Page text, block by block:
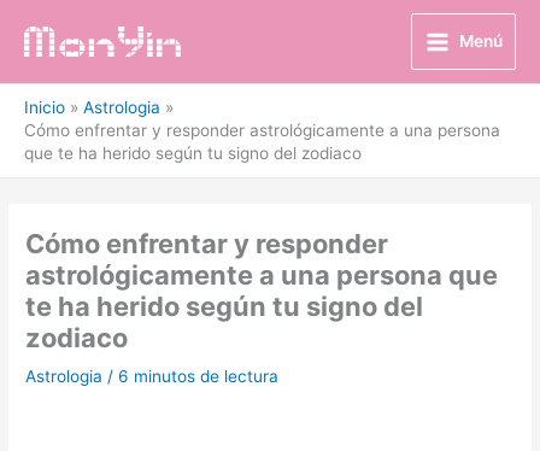
Menú
Inicio
Astrologia
Cómo enfrentar y responder astrológicamente a una persona
que te ha herido según tu signo del zodiaco
Cómo enfrentar y responder
astrológicamente a una persona que
te ha herido según tu signo del
zodiaco
Astrologia /6 minutos de lectura